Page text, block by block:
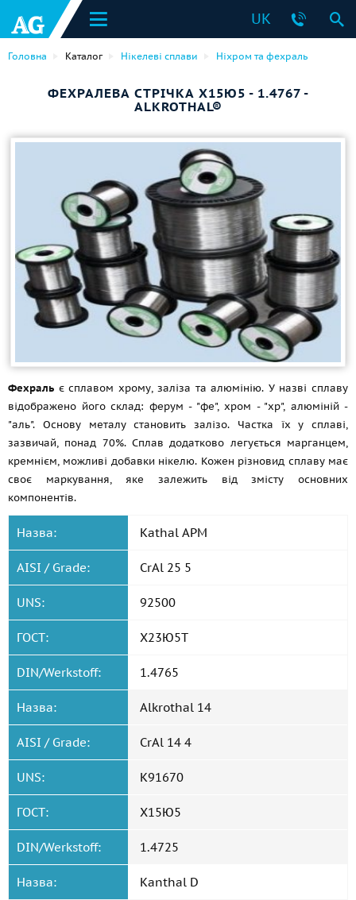
UK
Головна Каталог Нікелеві сплави Ніхром та фехраль
ФЕХРАЛЕВА СТРІЧКА Х15Ю5 - 1.4767 -
ALKROTHAL®
Фехраль є сплавом хрому, заліза та алюмінію. У назві сплаву
відображено його склад: ферум - "фе", хром - "хр", алюміній -
"аль". Основу металу становить залізо. Частка їх у сплаві,
зазвичай, понад 70%. Сплав додатково легується марганцем,
кремнієм, можливі добавки нікелю. Кожен різновид сплаву має
своє маркування, яке залежить від змісту основних
компонентів.
Назва: Kathal APM
AISI / Grade: CrAl 25 5
UNS: 92500
ГОСТ: Х23Ю5Т
DIN/Werkstoff: 1.4765
Назва: Alkrothal 14
AISI / Grade: CrAl 14 4
UNS: K91670
ГОСТ: Х15Ю5
DIN/Werkstoff: 1.4725
Назва: Kanthal D